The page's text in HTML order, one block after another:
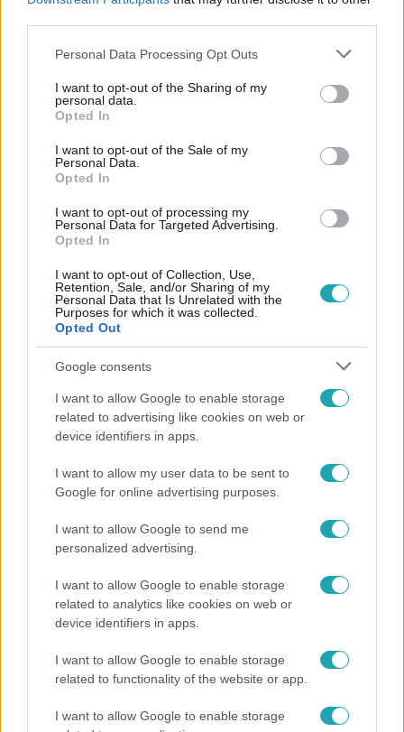
Please note that this website/app uses one or more Google
not limited to your visit or usage behaviour. You may click to
grant or deny consent to Google and its third-party tags to
use your data for below specified purposes in below Google
consent section.
Personal Data Processing Opt Outs
I want to opt-out of the Sharing of my
personal data.
Opted In
I want to opt-out of the Sale of my
Personal Data.
Opted In
I want to opt-out of processing my
Personal Data for Targeted Advertising.
Opted In
I want to opt-out of Collection, Use,
Retention, Sale, and/or Sharing of my
Personal Data that Is Unrelated with the
Purposes for which it was collected.
Opted Out
Google consents
I want to allow Google to enable storage
related to advertising like cookies on web or
device identifiers in apps.
I want to allow my user data to be sent to
Google for online advertising purposes.
I want to allow Google to send me
personalized advertising.
I want to allow Google to enable storage
related to analytics like cookies on web or
device identifiers in apps.
I want to allow Google to enable storage
related to functionality of the website or app.
I want to allow Google to enable storage
Népszerű
Véget ért a közös munka! Balogh Levente
elbúcsúzott Az álommeló győztesétől
17:24